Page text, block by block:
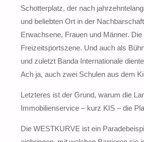
Schotterplatz, der nach
und beliebten Ort in der
Erwachsene, Frauen und Männer.
Freizeitsportszene. Und auch als
und zuletzt Banda Internationale
Ach ja, auch zwei Schulen aus dem
Letzteres ist der Grund, warum die
Immobilienservice – kurz KIS – die
Die WESTKURVE ist ein